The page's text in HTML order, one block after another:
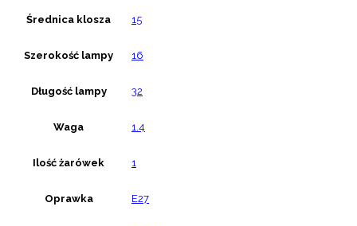
Średnica klosza 15
Szerokość lampy 16
Długość lampy 32
Waga 1.4
Ilość żarówek 1
Oprawka E27